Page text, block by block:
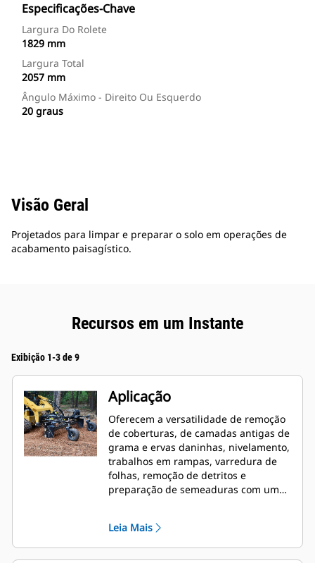
Especificações-Chave
Largura Do Rolete
1829 mm
Largura Total
2057 mm
Ângulo Máximo - Direito Ou Esquerdo
20 graus
Visão Geral
Projetados para limpar e preparar o solo em operações de
acabamento paisagístico.
Recursos em um Instante
Exibição 1-3 de 9
Aplicação
Oferecem a versatilidade de remoção
de coberturas, de camadas antigas de
grama e ervas daninhas, nivelamento,
trabalhos em rampas, varredura de
folhas, remoção de detritos e
preparação de semeaduras com uma
Leia Mais